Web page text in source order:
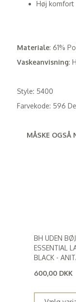
Høj komfort
Materiale: 61%
Vaskeanvisning:
Style: 5400
Farvekode: 596
MÅSKE OGSÅ
BH UDEN
ESSENTIAL
BLACK -
600,00 DKK